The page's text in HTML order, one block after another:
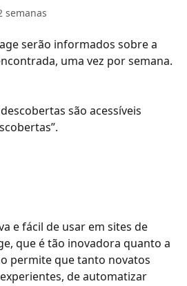
semanas
serão informados sobre a
uma vez por semana.
são acessíveis
e fácil de usar em sites de
que é tão inovadora quanto a
permite que tanto novatos
de automatizar